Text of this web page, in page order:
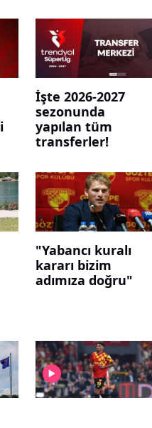
İşte 2026-2027
sezonunda
yapılan tüm
transferler!
"Yabancı kuralı
kararı bizim
adımıza doğru"